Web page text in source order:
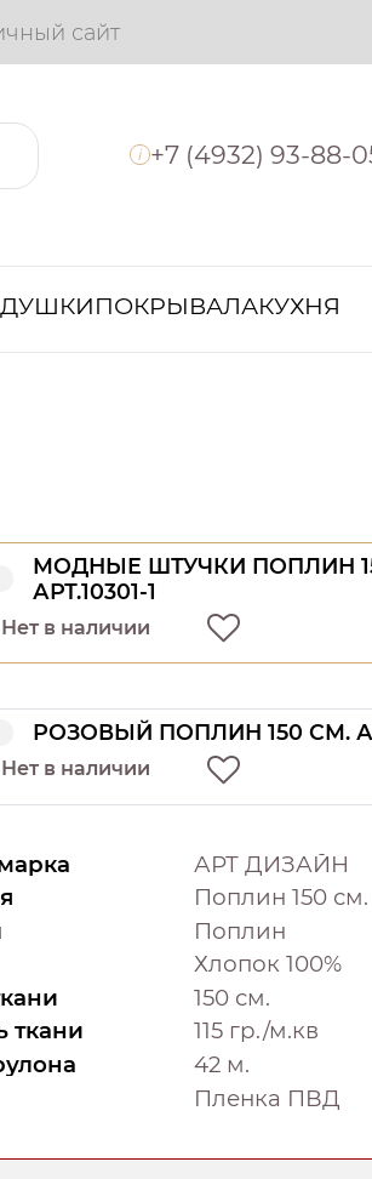
сайт
i +7 (4932) 93-88-
ПОКРЫВАЛАКУХНЯ
МОДНЫЕ ШТУЧКИ ПОПЛИН
АРТ.10301-1
Нет в наличии
РОЗОВЫЙ ПОПЛИН 150 СМ.
Нет в наличии
АРТ ДИЗАЙН
Поплин 150
Поплин
Хлопок 100%
150 см.
ткани
115 гр./м.кв
42 м.
Пленка ПВД